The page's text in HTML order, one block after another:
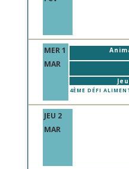
MER 1
MAR
4ÈME DÉFI
JEU 2
MAR